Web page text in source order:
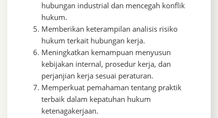
hubungan industrial dan mencegah konflik
hukum.
Memberikan keterampilan analisis risiko
hukum terkait hubungan kerja.
Meningkatkan kemampuan menyusun
kebijakan internal, prosedur kerja, dan
perjanjian kerja sesuai peraturan.
Memperkuat pemahaman tentang praktik
terbaik dalam kepatuhan hukum
ketenagakerjaan.